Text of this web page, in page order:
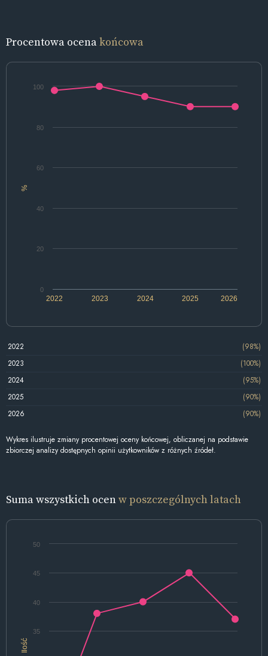
Procentowa ocenakońcowa
%
2022 2024 2026
2023 2025
0
20
40
60
80
100
2022
(98%)
2023
(100%)
2024
(95%)
2025
(90%)
2026
(90%)
Wykres ilustruje zmiany procentowej oceny końcowej, obliczanej na podstawie
zbiorczej analizy dostępnych opinii użytkowników z różnych źródeł.
Suma wszystkich ocenw poszczególnych latach
Ilość
35
40
45
50